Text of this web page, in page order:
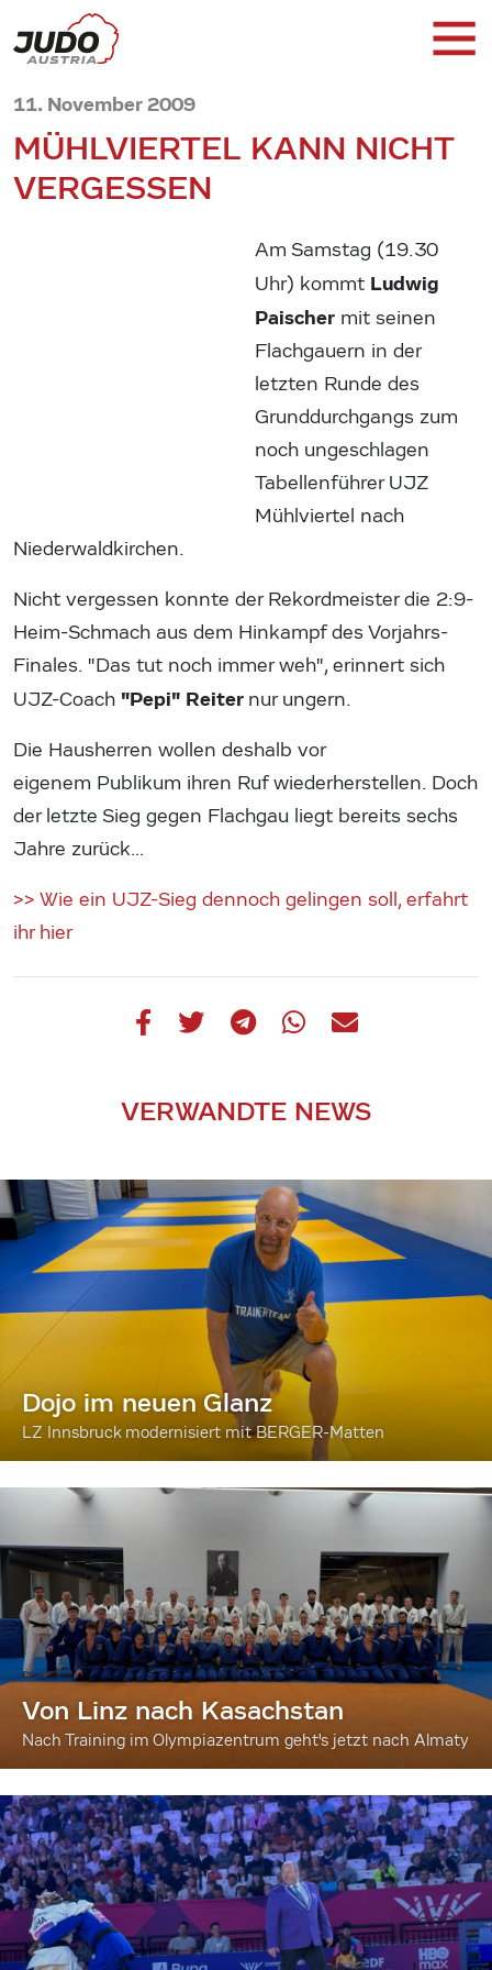
11. November 2009
MÜHLVIERTEL KANN NICHT
VERGESSEN
Am Samstag (19.30
Uhr) kommt Ludwig
Paischer mit seinen
Flachgauern in der
letzten Runde des
Grunddurchgangs zum
noch ungeschlagen
Tabellenführer UJZ
Mühlviertel nach
Niederwaldkirchen.
Nicht vergessen konnte der Rekordmeister die 2:9-
Heim-Schmach aus dem Hinkampf des Vorjahrs-
Finales. "Das tut noch immer weh", erinnert sich
UJZ-Coach "Pepi" Reiter nur ungern.
Die Hausherren wollen deshalb vor
eigenem Publikum ihren Ruf wiederherstellen. Doch
der letzte Sieg gegen Flachgau liegt bereits sechs
Jahre zurück…
>> Wie ein UJZ-Sieg dennoch gelingen soll, erfahrt
ihr hier
VERWANDTE NEWS
Dojo im neuen Glanz
LZ Innsbruck modernisiert mit BERGER-Matten
Von Linz nach Kasachstan
Nach Training im Olympiazentrum geht's jetzt nach Almaty